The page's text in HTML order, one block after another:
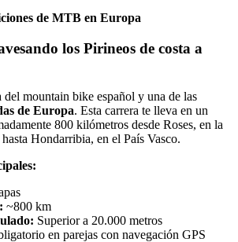
de MTB en Europa
los Pirineos de costa a
mountain bike español y una de las
de Europa. Esta carrera te lleva en un
800 kilómetros desde Roses, en la
Hondarribia, en el País Vasco.
~800 km
Superior a 20.000 metros
en parejas con navegación GPS